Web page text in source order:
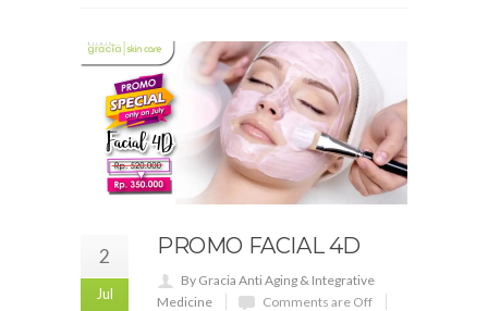
2
Jul
PROMO FACIAL 4D
By Gracia Anti Aging & Integrative
Medicine
Comments are Off